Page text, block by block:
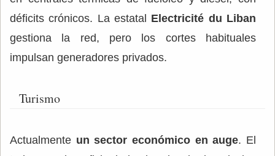
déficits crónicos. La estatal Electricité du Liban
gestiona la red, pero los cortes habituales
impulsan generadores privados.
Turismo
Actualmente un sector económico en auge. El